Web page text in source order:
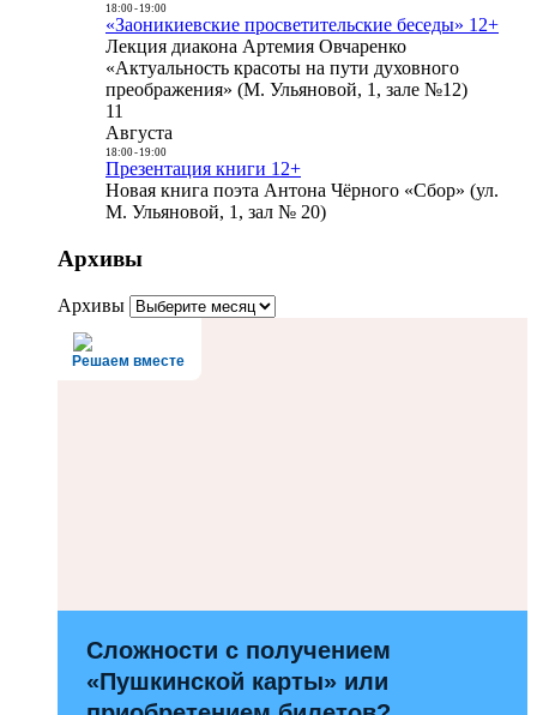
18:00- 19:00
«Заоникиевские просветительские беседы» 12+
Лекция диакона Артемия Овчаренко
«Актуальность красоты на пути духовного
преображения» (М. Ульяновой, 1, зале №12)
11
Августа
18:00- 19:00
Презентация книги 12+
Новая книга поэта Антона Чёрного «Сбор» (ул.
М. Ульяновой, 1, зал № 20)
Архивы
Архивы
Решаем вместе
Сложности с получением
«Пушкинской карты» или